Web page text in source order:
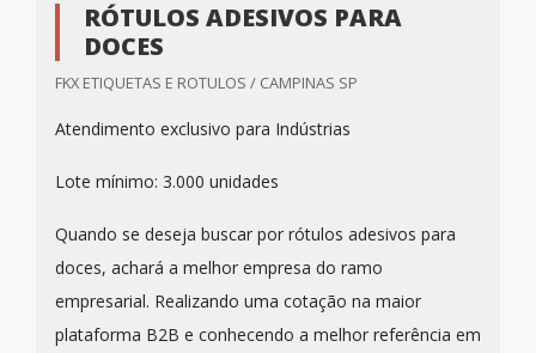
RÓTULOS ADESIVOS PARA
DOCES
FKX ETIQUETAS E ROTULOS / CAMPINAS SP
Atendimento exclusivo para Indústrias
Lote mínimo: 3.000 unidades
Quando se deseja buscar por rótulos adesivos para
doces, achará a melhor empresa do ramo
empresarial. Realizando uma cotação na maior
plataforma B2B e conhecendo a melhor referência em